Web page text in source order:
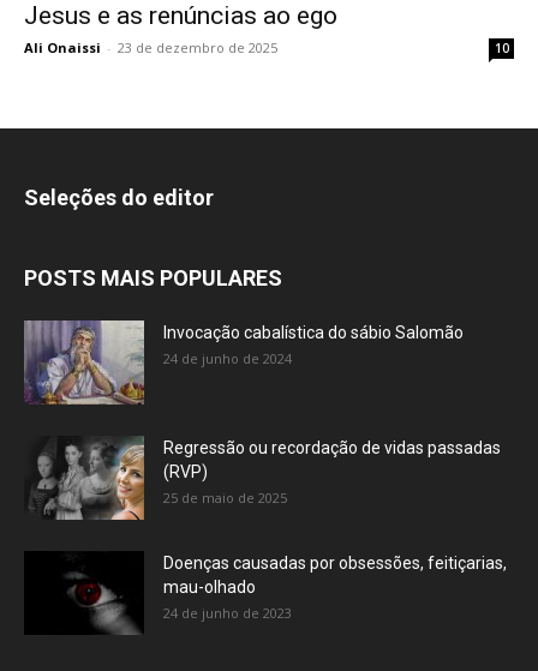
Jesus e as renúncias ao ego
Ali Onaissi - 23 de dezembro de 2025 10
Seleções do editor
POSTS MAIS POPULARES
Invocação cabalística do sábio Salomão
24 de junho de 2024
Regressão ou recordação de vidas passadas
(RVP)
25 de maio de 2025
Doenças causadas por obsessões, feitiçarias,
mau-olhado
24 de junho de 2023